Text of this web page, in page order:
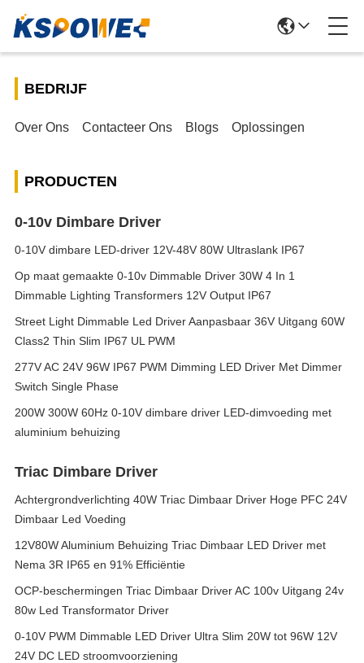
BEDRIJF
Over Ons Contacteer Ons Blogs Oplossingen
PRODUCTEN
0-10v Dimbare Driver
0-10V dimbare LED-driver 12V-48V 80W Ultraslank IP67
Op maat gemaakte 0-10v Dimmable Driver 30W 4 In 1
Dimmable Lighting Transformers 12V Output IP67
Street Light Dimmable Led Driver Aanpasbaar 36V Uitgang 60W
Class2 Thin Slim IP67 UL PWM
277V AC 24V 96W IP67 PWM Dimming LED Driver Met Dimmer
Switch Single Phase
200W 300W 60Hz 0-10V dimbare driver LED-dimvoeding met
aluminium behuizing
Triac Dimbare Driver
Achtergrondverlichting 40W Triac Dimbaar Driver Hoge PFC 24V
Dimbaar Led Voeding
12V80W Aluminium Behuizing Triac Dimbaar LED Driver met
Nema 3R IP65 en 91% Efficiëntie
OCP-beschermingen Triac Dimbaar Driver AC 100v Uitgang 24v
80w Led Transformator Driver
0-10V PWM Dimmable LED Driver Ultra Slim 20W tot 96W 12V
24V DC LED stroomvoorziening